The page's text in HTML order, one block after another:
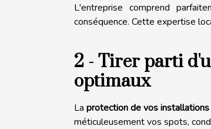
L'entreprise comprend
conséquence. Cette expertise
2 - Tirer parti
optimaux
La protection de vos
méticuleusement vos spots,